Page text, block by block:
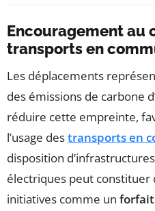
Encouragement au
transports en
Les déplacements
des émissions de carbone
réduire cette empreinte,
l’usage destransports en
disposition
électriques peut constituer
initiatives comme un